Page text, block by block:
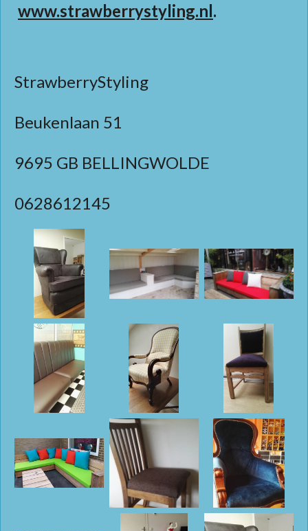
www.strawberrystyling.nl.
StrawberryStyling
Beukenlaan 51
9695 GB BELLINGWOLDE
0628612145